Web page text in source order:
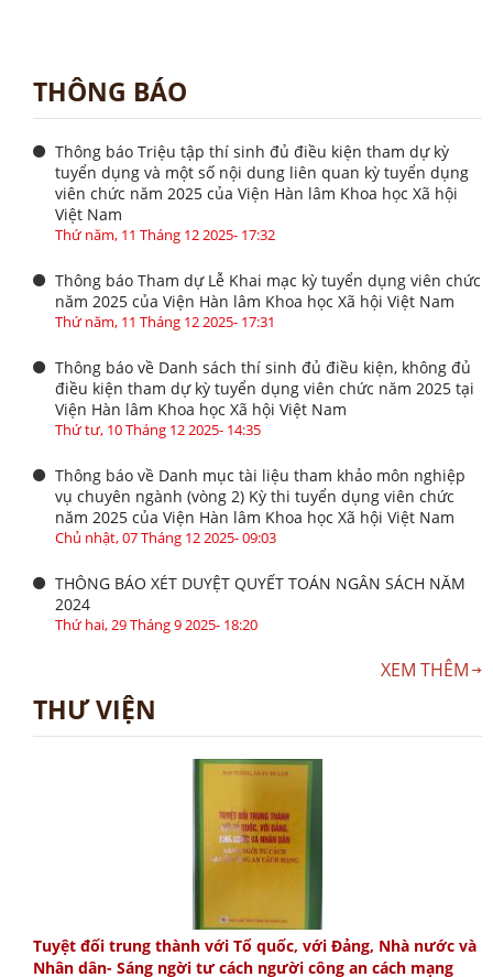
THÔNG BÁO
Thông báo Triệu tập thí sinh đủ điều kiện tham dự kỳ
tuyển dụng và một số nội dung liên quan kỳ tuyển dụng
viên chức năm 2025 của Viện Hàn lâm Khoa học Xã hội
Việt Nam
Thứ năm, 11 Tháng 12 2025- 17:32
Thông báo Tham dự Lễ Khai mạc kỳ tuyển dụng viên chức
năm 2025 của Viện Hàn lâm Khoa học Xã hội Việt Nam
Thứ năm, 11 Tháng 12 2025- 17:31
Thông báo về Danh sách thí sinh đủ điều kiện, không đủ
điều kiện tham dự kỳ tuyển dụng viên chức năm 2025 tại
Viện Hàn lâm Khoa học Xã hội Việt Nam
Thứ tư, 10 Tháng 12 2025- 14:35
Thông báo về Danh mục tài liệu tham khảo môn nghiệp
vụ chuyên ngành (vòng 2) Kỳ thi tuyển dụng viên chức
năm 2025 của Viện Hàn lâm Khoa học Xã hội Việt Nam
Chủ nhật, 07 Tháng 12 2025- 09:03
THÔNG BÁO XÉT DUYỆT QUYẾT TOÁN NGÂN SÁCH NĂM
2024
Thứ hai, 29 Tháng 9 2025- 18:20
XEM THÊM
THƯ VIỆN
Tuyệt đối trung thành với Tổ quốc, với Đảng, Nhà nước và
Nhân dân- Sáng ngời tư cách người công an cách mạng